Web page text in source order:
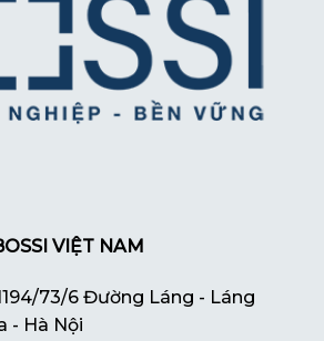
VIỆT NAM
73/6 Đường Láng - Láng
- Hà Nội